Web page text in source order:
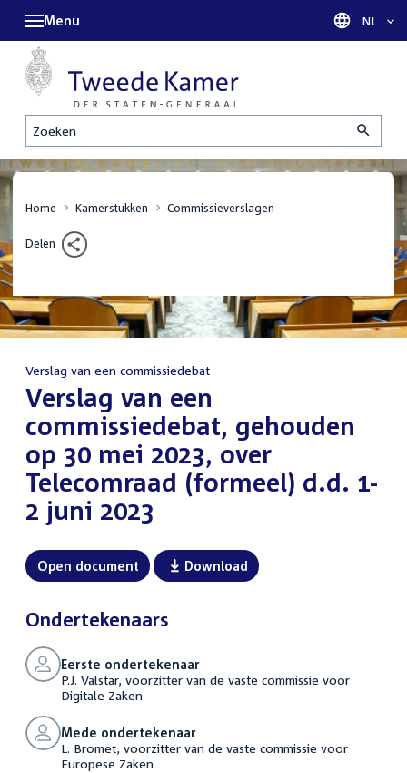
Zoeken
Menu Taal
NL
Home Kamerstukken Commissieverslagen
Delen
Verslag van een commissiedebat
:Verslag van een
commissiedebat, gehouden
op 30 mei 2023, over
Telecomraad (formeel) d.d. 1-
2 juni 2023
Open document Download
Ondertekenaars
Eerste ondertekenaar
P.J. Valstar, voorzitter van de vaste commissie voor
Digitale Zaken
Mede ondertekenaar
L. Bromet, voorzitter van de vaste commissie voor
Europese Zaken